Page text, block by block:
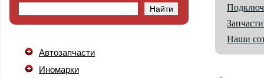
Автозапчасти
Иномарки
Наши